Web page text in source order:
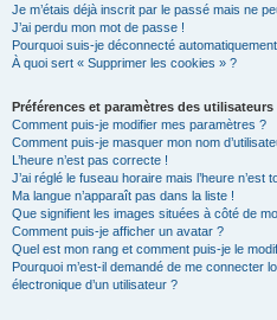
Je m’étais déjà inscrit par le passé mais ne
J’ai perdu mon mot de passe !
Pourquoi suis-je déconnecté
À quoi sert « Supprimer les cookies » ?
Préférences et paramètres des utilisateurs
Comment puis-je modifier mes paramètres ?
Comment puis-je masquer mon nom
L’heure n’est pas correcte !
J’ai réglé le fuseau horaire mais l’heure n’est
Ma langue n’apparaît pas dans la liste !
Que signifient les images situées à côté de
Comment puis-je afficher un avatar ?
Quel est mon rang et comment puis-je le
Pourquoi m’est-il demandé de me connecter
électronique d’un utilisateur ?